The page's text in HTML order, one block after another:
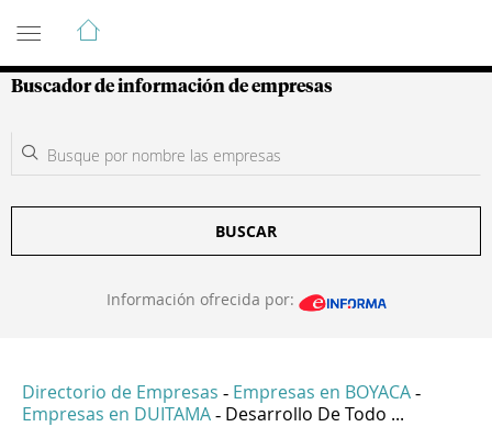
Guía de Empresas Colombianas
Buscador de información de empresas
BUSCAR
Información ofrecida por:
Directorio de Empresas - Empresas en BOYACA -
Empresas en DUITAMA - Desarrollo De Todo ...